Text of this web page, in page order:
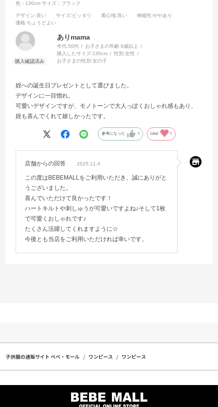
色：130cm サイズ：ブラック
デザイン:良い サイズ:ピッタリ 着心地:良い 伸縮性:ややあり
価格:ちょうどよい
ありmama
年代:50代 お子さまの年齢:9歳以上
購入したサイズ:130cm 性別:女性
お子さまの性別:女の子
姪への誕生日プレゼントとして選びました。
デザインに一目惚れ。
可愛いデザインですが、モノトーンで大人っぽくおしゃれ感もあり、
姪も喜んでくれて嬉しかったです。
参考になった 0 Like! 0
店舗からの回答 2025.11.4
この度はBEBEMALLをご利用いただき、誠にありがと
うございました。
喜んでいただけて良かったです！
ハートキルトや刺しゅうが可愛いですよね♪そして1枚
で可愛くおしゃれです♪
たくさん活躍してくれますように☆
今後とも当店をご利用いただければ幸いです。
子供服の通販サイト ベベ・モール ワンピース ワンピース